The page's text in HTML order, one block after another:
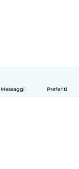
Messaggi Preferiti